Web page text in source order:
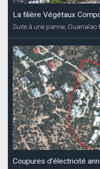
La filière Végétaux
Suite à une panne, Ouanalao
Coupures d’électricité